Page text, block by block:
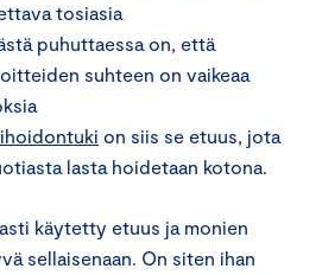
tosiasia
puhuttaessa on, että
suhteen on vaikeaa
on siis se etuus, jota
lasta hoidetaan kotona.
käytetty etuus ja monien
sellaisenaan. On siten ihan